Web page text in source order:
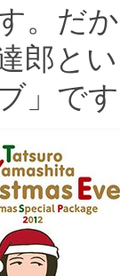
。だ
郎と
」で